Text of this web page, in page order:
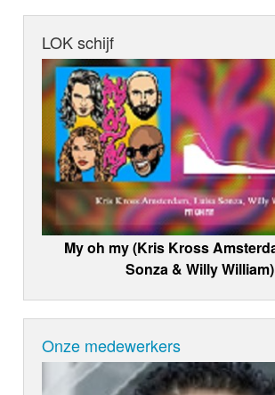
LOK schijf
My oh my (Kris Kross
Sonza & Willy William)
Onze medewerkers